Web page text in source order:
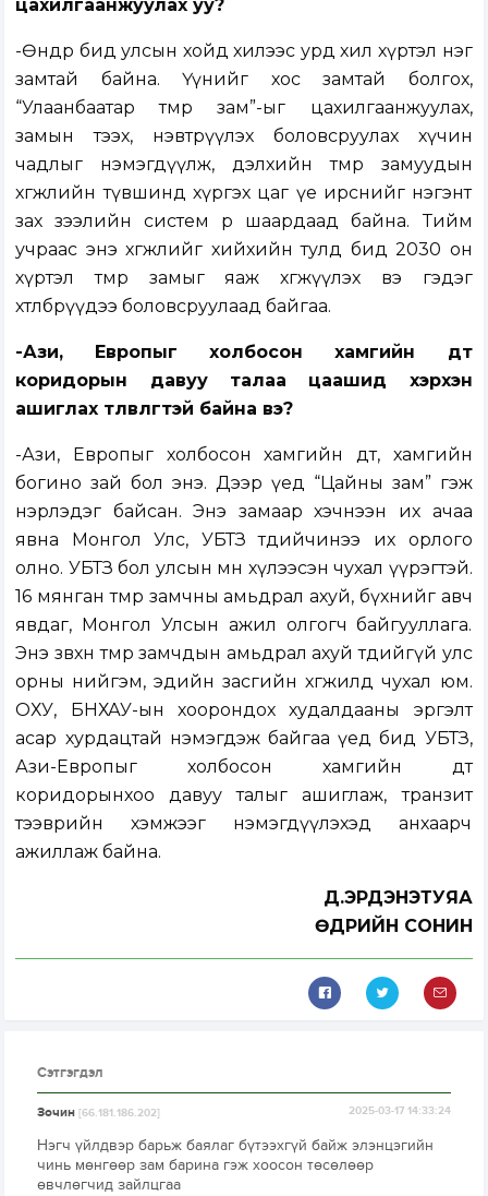
цахилгаанжуулах уу?
-Өнөөдөр бид улсын хойд хилээс урд хил хүртэл нэг
замтай байна. Үүнийг хос замтай болгох,
“Улаанбаатар төмөр зам”-ыг цахилгаанжуулах,
замын тээх, нэвтрүүлэх боловсруулах хүчин
чадлыг нэмэгдүүлж, дэлхийн төмөр замуудын
хөгжлийн түвшинд хүргэх цаг үе ирснийг нэгэнт
зах зээлийн систем өөрөө шаардаад байна. Тийм
учраас энэ хөгжлийг хийхийн тулд бид 2030 он
хүртэл төмөр замыг яаж хөгжүүлэх вэ гэдэг
хөтөлбөрүүдээ боловсруулаад байгаа.
-Ази, Европыг холбосон хамгийн дөт
коридорын давуу талаа цаашид хэрхэн
ашиглах төлөвлөгөөтэй байна вэ?
-Ази, Европыг холбосон хамгийн дөт, хамгийн
богино зай бол энэ. Дээр үед “Цайны зам” гэж
нэрлэдэг байсан. Энэ замаар хэчнээн их ачаа
явна Монгол Улс, УБТЗ төдийчинээ их орлого
олно. УБТЗ бол улсын өмнө хүлээсэн чухал үүрэгтэй.
16 мянган төмөр замчны амьдрал ахуй, бүхнийг авч
явдаг, Монгол Улсын ажил олгогч байгууллага.
Энэ зөвхөн төмөр замчдын амьдрал ахуй төдийгүй улс
орны нийгэм, эдийн засгийн хөгжилд чухал юм.
ОХУ, БНХАУ-ын хоорондох худалдааны эргэлт
асар хурдацтай нэмэгдэж байгаа үед бид УБТЗ,
Ази-Европыг холбосон хамгийн дөт
коридорынхоо давуу талыг ашиглаж, транзит
тээврийн хэмжээг нэмэгдүүлэхэд анхаарч
ажиллаж байна.
Д.ЭРДЭНЭТУЯА
ӨДРИЙН СОНИН
Сэтгэгдэл
Зочин[66.181.186.202] 2025-03-17 14:33:24
Нэгч үйлдвэр барьж баялаг бүтээхгүй байж элэнцэгийн
чинь мөнгөөр зам барина гэж хоосон төсөлөөр
өвчлөгчид зайлцгаа